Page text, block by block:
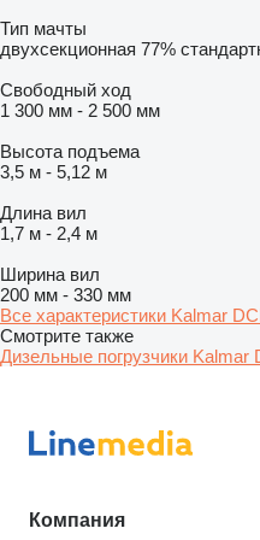
Тип мачты
двухсекционная 77%
Свободный ход
1 300 мм - 2 500 мм
Высота подъема
3,5 м - 5,12 м
Длина вил
1,7 м - 2,4 м
Ширина вил
200 мм - 330 мм
Все характеристики Kalmar
Смотрите также
Дизельные погрузчики Kalmar
Компания